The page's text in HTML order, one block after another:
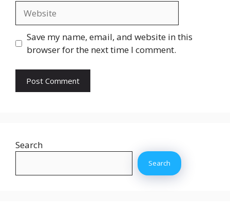
Save my name, email, and website in this
browser for the next time I comment.
Search
Search